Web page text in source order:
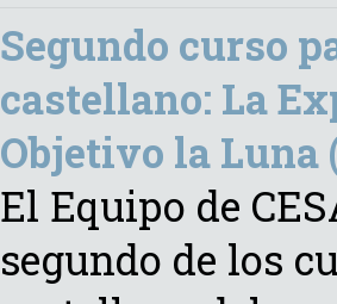
Segundo curso
castellano: La
Objetivo la Luna
El Equipo de
segundo de los